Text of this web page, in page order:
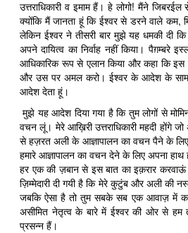
उत्तराधिकारी व इमाम हैं। हे लोगो! मैंने
क्योंकि मैं जानता हूं कि ईश्वर से डरने वाले कम,
लेकिन ईश्वर ने तीसरी बार मुझे यह धमकी दी
अपने दायित्व का निर्वाह नहीं किया। पैग़म्बरे
आधिकारिक रूप से एलान किया और कहा कि इस
और उस पर अमल करो। ईश्वर के आदेश के
आदेश देता हूं।
मुझे यह आदेश दिया गया है कि तुम लोगों से
वचन लूं। मेरे आख़िरी उत्तराधिकारी महदी होंगे
से हज़रत अली के आज्ञापालन का वचन पैने के
हमारे आज्ञापालन का वचन देने के लिए अपना हाथ
हर एक की ज़बान से इस बात का इक़रार
ज़िम्मेदारी दी गयी है कि मेरे कुटुंब और अली
जबकि ऐसा है तो तुम सबके सब एक आवाज़ में
असीमित नेतृत्व के बारे में ईश्वर की ओर से
प्रसन्न हैं।